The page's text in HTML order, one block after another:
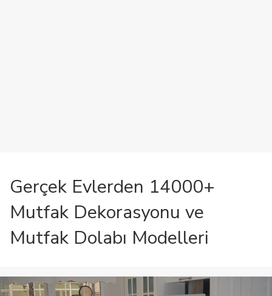
Gerçek Evlerden 14000+
Mutfak Dekorasyonu ve
Mutfak Dolabı Modelleri